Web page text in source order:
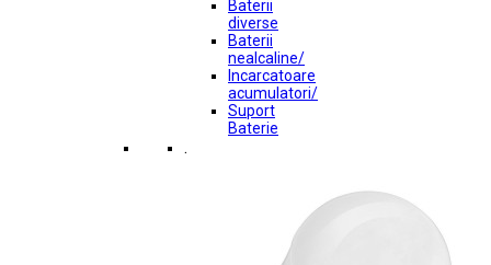
Baterii
diverse
Baterii
nealcaline/
Incarcatoare
acumulatori/
Suport
Baterie
.